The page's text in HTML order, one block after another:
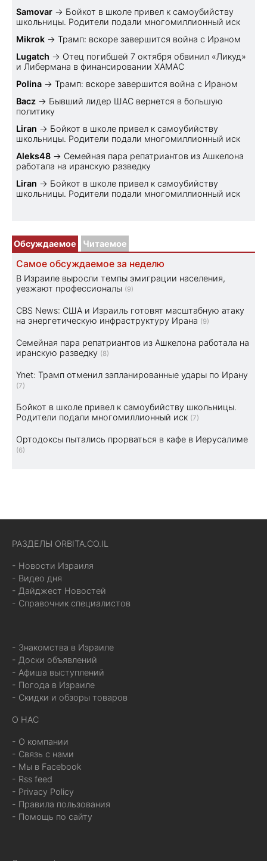
Samovar → Бойкот в школе привел к самоубийству
школьницы. Родители подали многомиллионный иск
Mikrok → Трамп: вскоре завершится война с Ираном
Lugatch → Отец погибшей 7 октября обвинил «Ликуд»
и Либермана в финансировании ХАМАС
Polina → Трамп: вскоре завершится война с Ираном
Bacz → Бывший лидер ШАС вернется в большую
политику
Liran → Бойкот в школе привел к самоубийству
школьницы. Родители подали многомиллионный иск
Aleks48 → Семейная пара репатриантов из Ашкелона
работала на иранскую разведку
Liran → Бойкот в школе привел к самоубийству
школьницы. Родители подали многомиллионный иск
Обсуждаемое Читаемое
Самое обсуждаемое за неделю
В Израиле выросли темпы эмиграции населения,
уезжают профессионалы (9)
CBS News: США и Израиль готовят масштабную атаку
на энергетическую инфраструктуру Ирана (9)
Семейная пара репатриантов из Ашкелона работала на
иранскую разведку (8)
Ynet: Трамп отменил запланированные удары по Ирану
(7)
Бойкот в школе привел к самоубийству школьницы.
Родители подали многомиллионный иск (7)
Ортодоксы пытались прорваться в кафе в Иерусалиме
(6)
РАЗДЕЛЫ ORBITA.CO.IL
- Новости Израиля
- Видео дня
- Дайджест Новостей
- Справочник специалистов
- Знакомства в Израиле
- Доски объявлений
- Афиша выступлений
- Погода в Израиле
- Скидки и обзоры товаров
О НАС
- О компании
- Связь с нами
- Мы в Facebook
- Rss feed
- Privacy Policy
- Правила пользования
- Помощь по сайту